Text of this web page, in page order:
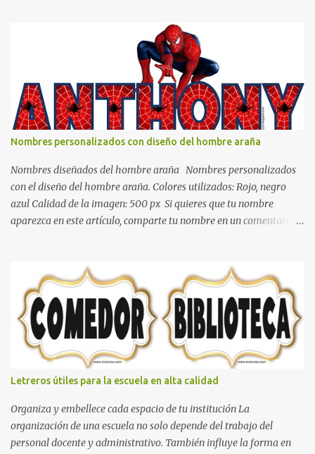
cómodo y también para nuestra vista. Te mostramos algunas
sugerencias que pueden brindar la elegancia y estilo que buscas
para tu dormitorio. El color naranja es una buena opción para
recibir esa luz y felicidad que todo ser humano necesita. El color
blanco es ideal para lograr el relax total, es un color que va con
todo y además es color bastante limpio que te dará esa sensación
de calidez. Los colores terra son excelentes para usar en el
dormitorio nos brinda esa sensación de tranquilidad y confort. El
color gris es un color muy relajante y por lo tanto entra en la lista
de colo...
Nombres personalizados con diseño del hombre araña
Nombres diseñados del hombre araña Nombres personalizados
con el diseño del hombre araña. Colores utilizados: Rojo, negro
azul Calidad de la imagen: 500 px Si quieres que tu nombre
aparezca en este artículo, comparte tu nombre en un comentario y
decorar el dormitorio con pósters Cama con diseño de ring de
boxeo Ideas para decoraciones de fiestas infantiles Cosas bonitas
que se pueden hacer con gomas de coche
Letreros útiles para la escuela en alta calidad
Organiza y embellece cada espacio de tu institución La
organización de una escuela no solo depende del trabajo del
personal docente y administrativo. También influye la forma en